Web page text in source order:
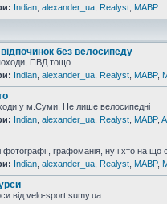
Indian alexander_ua Realyst MABP
без велосипеду
ПВД тощо.
Indian alexander_ua Realyst MABP,
у м.Суми. Не лише велосипедні
Indian alexander_ua Realyst MABP,
фотографії, графоманія, ну і хто на
Indian alexander_ua Realyst MABP,
від velo-sport.sumy.ua